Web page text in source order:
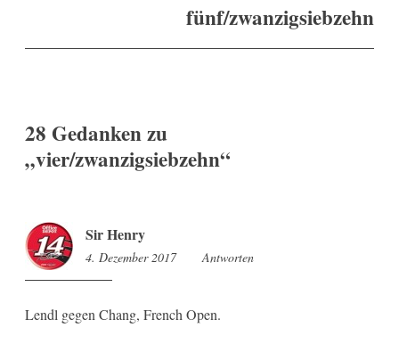
fünf/zwanzigsiebzehn
28 Gedanken zu
„vier/zwanzigsiebzehn“
Sir Henry
4. Dezember 2017 8:24
Antworten
Lendl gegen Chang, French Open.